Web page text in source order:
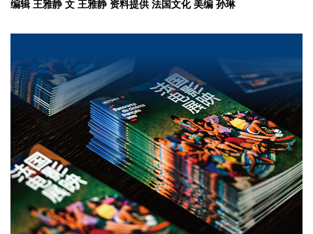
编辑 王雅静 文 王雅静 资料提供 法国文化 美编 孙琳